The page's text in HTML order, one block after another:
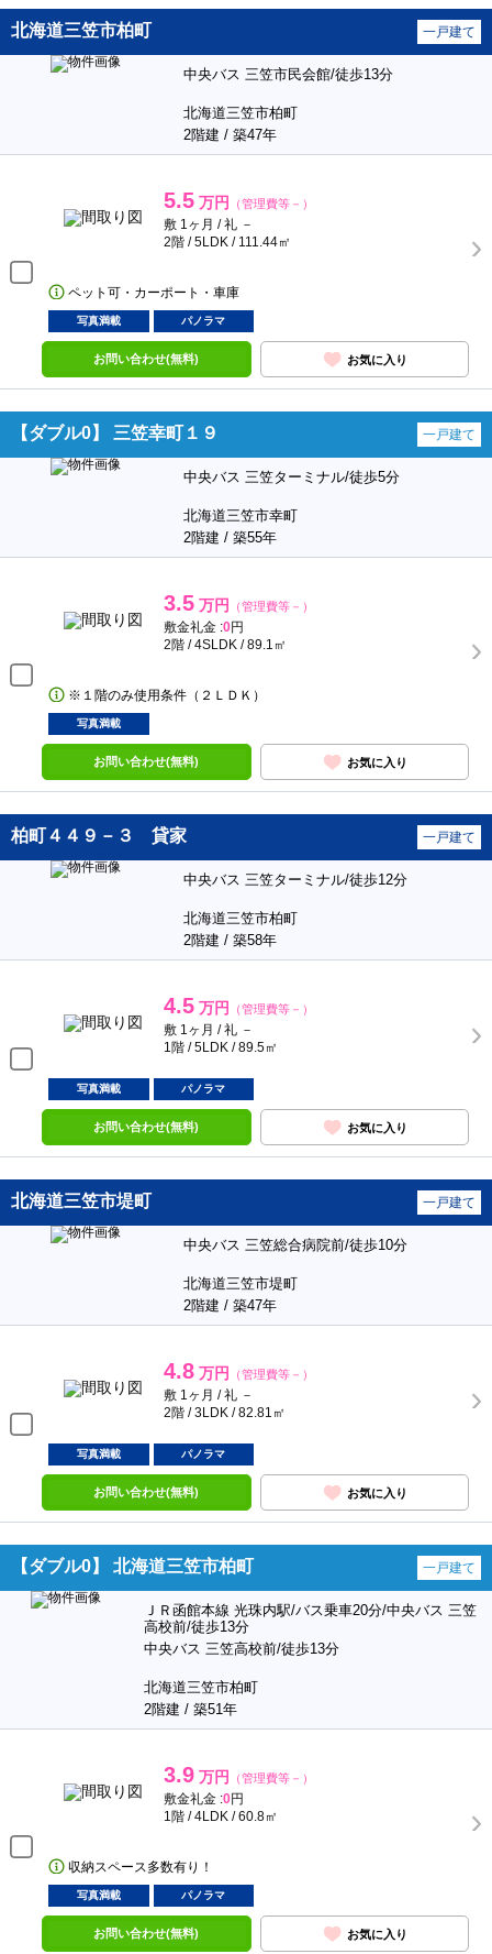
北海道三笠市柏町 一戸建て
中央バス 三笠市民会館/徒歩13分
北海道三笠市柏町
2階建 / 築47年
5.5 万円 （管理費等－）
敷 1ヶ月 / 礼 －
2階 / 5LDK / 111.44㎡
ペット可・カーポート・車庫
写真満載 パノラマ
お問い合わせ(無料) お気に入り
【ダブル0】 三笠幸町１９ 一戸建て
中央バス 三笠ターミナル/徒歩5分
北海道三笠市幸町
2階建 / 築55年
3.5 万円 （管理費等－）
敷金礼金 :0円
2階 / 4SLDK / 89.1㎡
※１階のみ使用条件（２ＬＤＫ）
写真満載
お問い合わせ(無料) お気に入り
柏町４４９－３ 貸家 一戸建て
中央バス 三笠ターミナル/徒歩12分
北海道三笠市柏町
2階建 / 築58年
4.5 万円 （管理費等－）
敷 1ヶ月 / 礼 －
1階 / 5LDK / 89.5㎡
写真満載 パノラマ
お問い合わせ(無料) お気に入り
北海道三笠市堤町 一戸建て
中央バス 三笠総合病院前/徒歩10分
北海道三笠市堤町
2階建 / 築47年
4.8 万円 （管理費等－）
敷 1ヶ月 / 礼 －
2階 / 3LDK / 82.81㎡
写真満載 パノラマ
お問い合わせ(無料) お気に入り
【ダブル0】 北海道三笠市柏町 一戸建て
ＪＲ函館本線 光珠内駅/バス乗車20分/中央バス 三笠
高校前/徒歩13分
中央バス 三笠高校前/徒歩13分
北海道三笠市柏町
2階建 / 築51年
3.9 万円 （管理費等－）
敷金礼金 :0円
1階 / 4LDK / 60.8㎡
収納スペース多数有り！
写真満載 パノラマ
お問い合わせ(無料) お気に入り